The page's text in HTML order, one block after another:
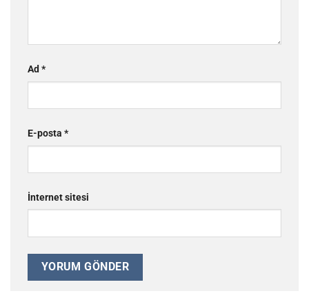
Ad *
E-posta *
İnternet sitesi